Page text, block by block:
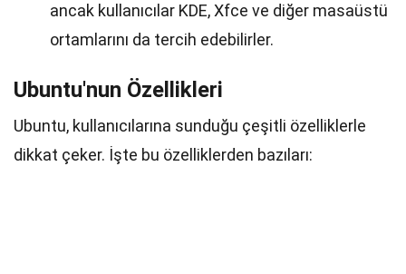
ancak kullanıcılar KDE, Xfce ve diğer masaüstü
ortamlarını da tercih edebilirler.
Ubuntu'nun Özellikleri
Ubuntu, kullanıcılarına sunduğu çeşitli özelliklerle
dikkat çeker. İşte bu özelliklerden bazıları: